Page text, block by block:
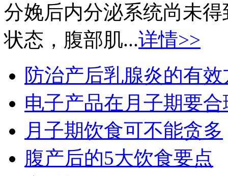
分娩后内分泌系统尚未
状态，腹部肌...详情>>
防治产后乳腺炎的有
电子产品在月子期要
月子期饮食可不能贪多
腹产后的5大饮食要点